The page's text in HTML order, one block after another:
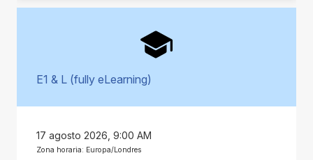
E1 & L (fully eLearning)
17 agosto 2026, 9:00 AM
Zona horaria: Europa/Londres